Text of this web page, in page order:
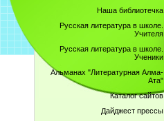
Наша библиотечка
Русская литература в школе.
Учителя
Русская литература в школе.
Ученики
Альманах "Литературная Алма-
Ата"
Каталог сайтов
Дайджест прессы